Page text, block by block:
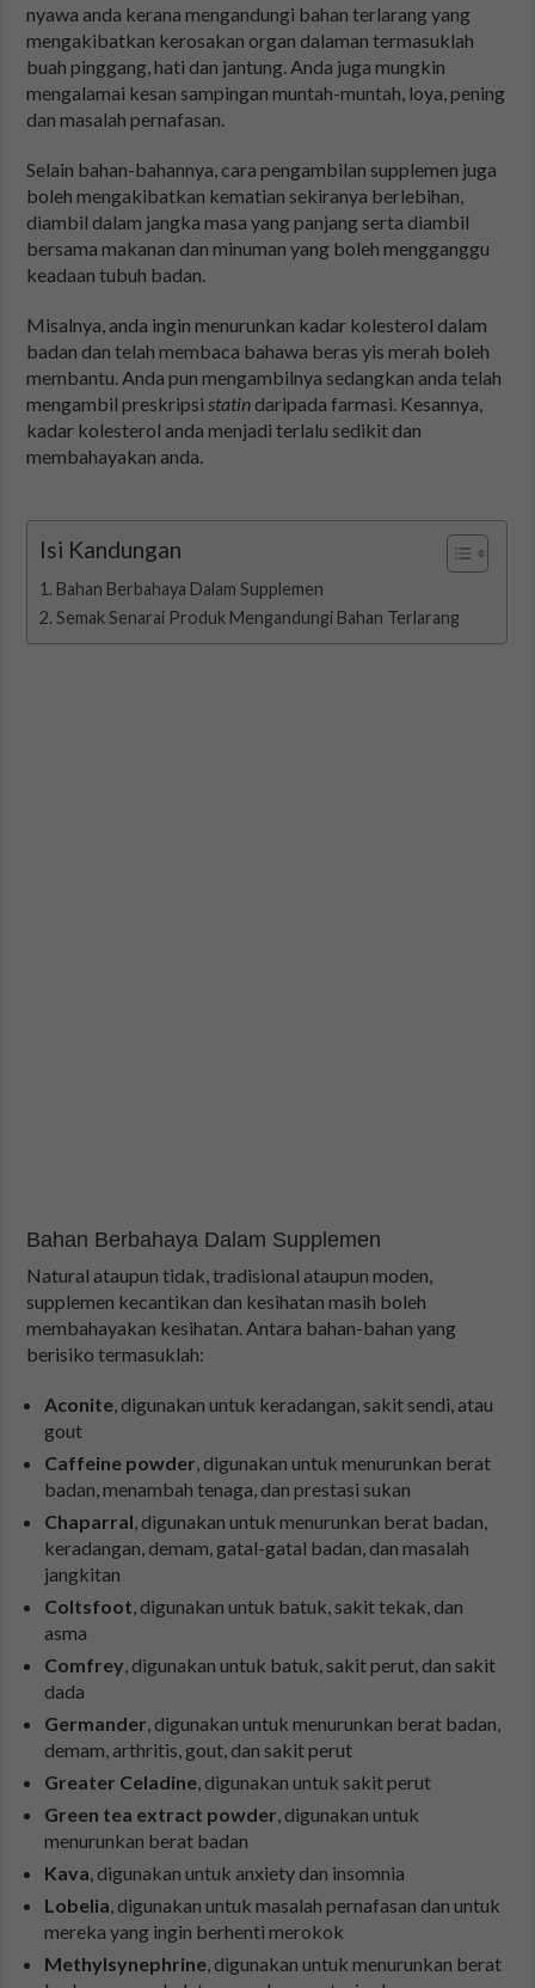
nyawa anda kerana mengandungi bahan terlarang yang
mengakibatkan kerosakan organ dalaman termasuklah
buah pinggang, hati dan jantung. Anda juga mungkin
mengalamai kesan sampingan muntah-muntah, loya, pening
dan masalah pernafasan.
Selain bahan-bahannya, cara pengambilan supplemen juga
boleh mengakibatkan kematian sekiranya berlebihan,
diambil dalam jangka masa yang panjang serta diambil
bersama makanan dan minuman yang boleh mengganggu
keadaan tubuh badan.
Misalnya, anda ingin menurunkan kadar kolesterol dalam
badan dan telah membaca bahawa beras yis merah boleh
membantu. Anda pun mengambilnya sedangkan anda telah
mengambil preskripsi statin daripada farmasi. Kesannya,
kadar kolesterol anda menjadi terlalu sedikit dan
membahayakan anda.
Isi Kandungan
Bahan Berbahaya Dalam Supplemen
Semak Senarai Produk Mengandungi Bahan Terlarang
Bahan Berbahaya Dalam Supplemen
Natural ataupun tidak, tradisional ataupun moden,
supplemen kecantikan dan kesihatan masih boleh
membahayakan kesihatan. Antara bahan-bahan yang
berisiko termasuklah:
Aconite , digunakan untuk keradangan, sakit sendi, atau
gout
Caffeine powder , digunakan untuk menurunkan berat
badan, menambah tenaga, dan prestasi sukan
Chaparral , digunakan untuk menurunkan berat badan,
keradangan, demam, gatal-gatal badan, dan masalah
jangkitan
Coltsfoot , digunakan untuk batuk, sakit tekak, dan
asma
Comfrey , digunakan untuk batuk, sakit perut, dan sakit
dada
Germander , digunakan untuk menurunkan berat badan,
demam, arthritis, gout, dan sakit perut
Greater Celadine , digunakan untuk sakit perut
Green tea extract powder , digunakan untuk
menurunkan berat badan
Kava , digunakan untuk anxiety dan insomnia
Lobelia , digunakan untuk masalah pernafasan dan untuk
mereka yang ingin berhenti merokok
Methylsynephrine , digunakan untuk menurunkan berat